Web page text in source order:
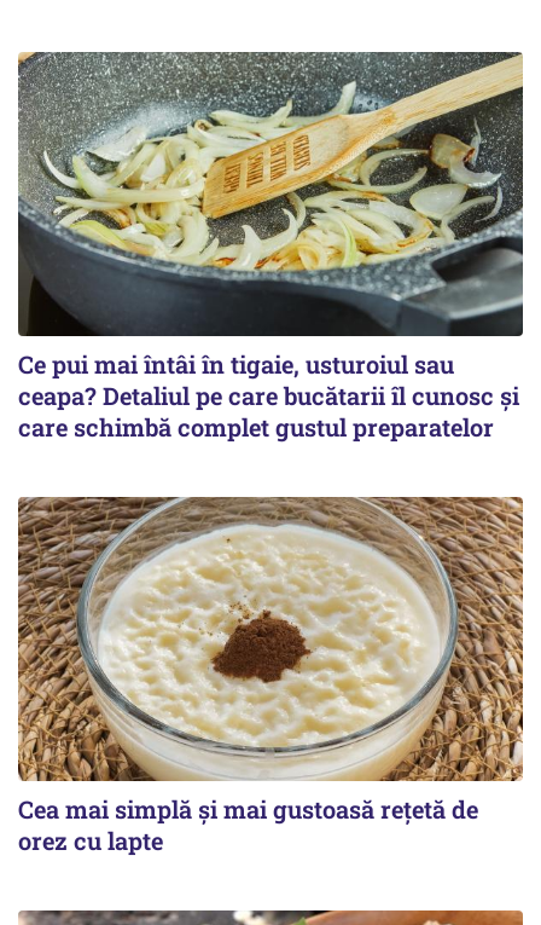
Ce pui mai întâi în tigaie, usturoiul sau
ceapa? Detaliul pe care bucătarii îl cunosc și
care schimbă complet gustul preparatelor
Cea mai simplă și mai gustoasă rețetă de
orez cu lapte